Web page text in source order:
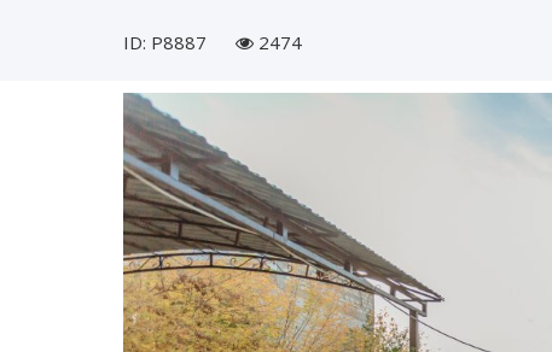
ID: P8887 2474